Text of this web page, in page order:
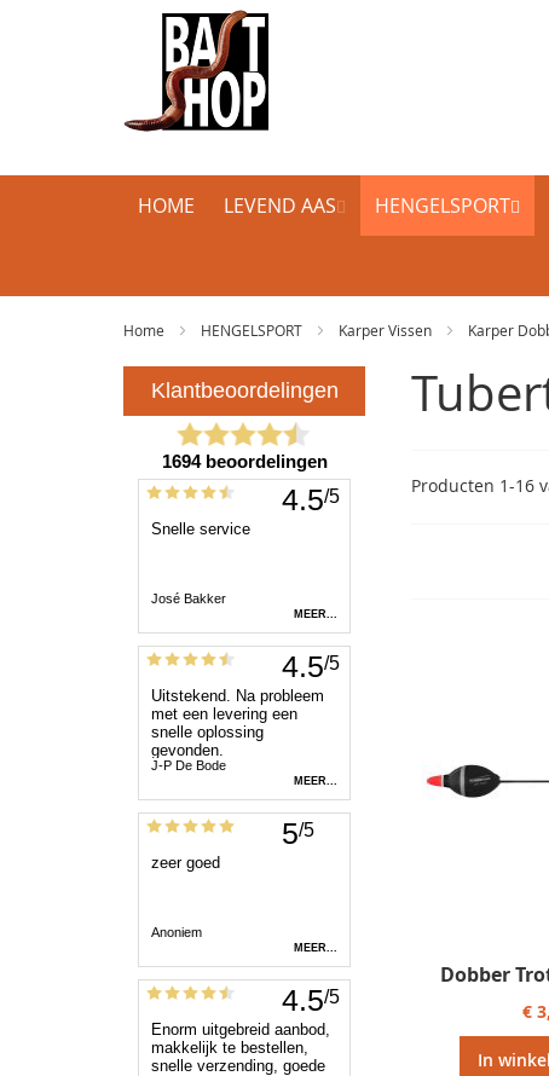
HOME LEVEND AAS HENGELSPORT
Home HENGELSPORT Karper Vissen Karper
Producten 1-16
Dobber
€
In